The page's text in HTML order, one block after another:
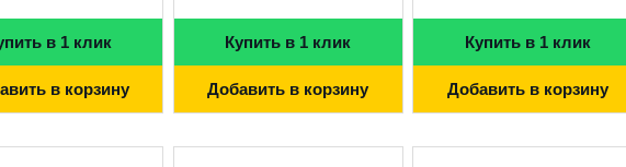
в 1 клик
в корзину
Купить в 1 клик
Добавить в корзину
Купить в 1 клик
Добавить в корзину